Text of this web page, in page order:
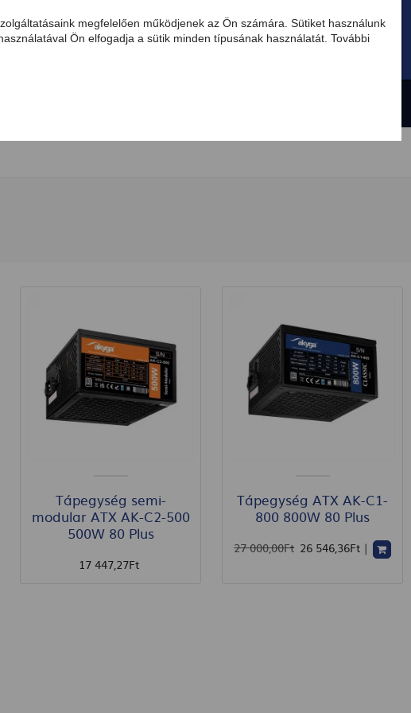
megfelelően működjenek az Ön számára. Sütiket használunk
Ön elfogadja a sütik minden típusának használatát. További
HU
Tápegység semi-
modular ATX AK-C2-500
500W 80 Plus
17 447,27Ft
Tápegység ATX AK-C1-
800 800W 80 Plus
27 000,00Ft 26 546,36Ft |